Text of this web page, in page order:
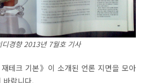
디경향 2013년 7월호 기사
테크 기본》이 소개된 언론 지면을 모아